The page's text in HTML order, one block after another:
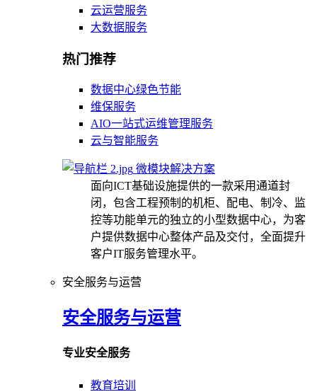
云运营服务
大数据服务
热门推荐
数据中心绿色节能
维保服务
AIO一站式运维管理服务
云与智能服务
微模块解决方案
面向ICT基础设施提供的一款采用通道封
闭，包含工程预制的机柜、配电、制冷、监
控等功能单元的独立的小型数据中心，为客
户提供数据中心整体产品及交付，全面提升
客户IT服务管理水平。
安全服务与运营
安全服务与运营
专业安全服务
教育培训